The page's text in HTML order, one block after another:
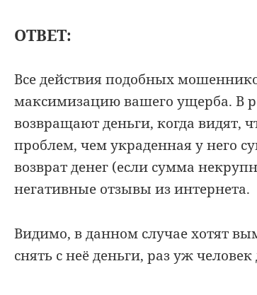
ОТВЕТ:
Все действия подобных
максимизацию вашего ущерба. В
возвращают деньги, когда видят,
проблем, чем украденная у него
возврат денег (если сумма
негативные отзывы из интернета.
Видимо, в данном случае хотят
снять с неё деньги, раз уж